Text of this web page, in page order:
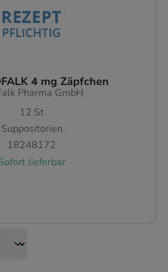
4 mg Zäpfchen
Pharma GmbH
12 St
Suppositorien
18248172
lieferbar